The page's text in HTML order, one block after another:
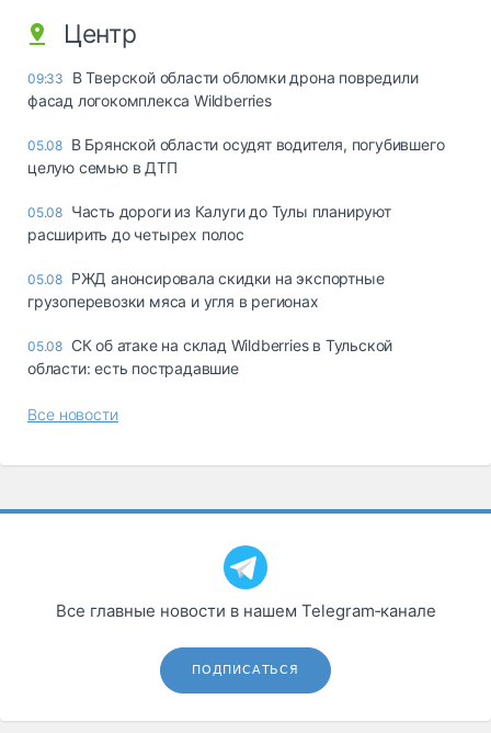
Центр
09:33
В Тверской области обломки дрона повредили
фасад логокомплекса Wildberries
05.08 В Брянской области осудят водителя, погубившего
целую семью в ДТП
05.08 Часть дороги из Калуги до Тулы планируют
расширить до четырех полос
05.08 РЖД анонсировала скидки на экспортные
грузоперевозки мяса и угля в регионах
05.08 СК об атаке на склад Wildberries в Тульской
области: есть пострадавшие
Все новости
Все главные новости в нашем Telegram‑канале
ПОДПИСАТЬСЯ